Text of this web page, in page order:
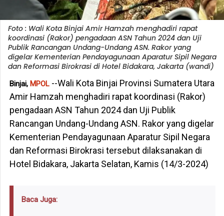
Foto : Wali Kota Binjai Amir Hamzah menghadiri rapat
koordinasi (Rakor) pengadaan ASN Tahun 2024 dan Uji
Publik Rancangan Undang-Undang ASN. Rakor yang
digelar Kementerian Pendayagunaan Aparatur Sipil Negara
dan Reformasi Birokrasi di Hotel Bidakara, Jakarta (wandi)
Binjai, MPOL--Wali Kota Binjai Provinsi Sumatera Utara
Amir Hamzah menghadiri rapat koordinasi (Rakor)
pengadaan ASN Tahun 2024 dan Uji Publik
Rancangan Undang-Undang ASN. Rakor yang digelar
Kementerian Pendayagunaan Aparatur Sipil Negara
dan Reformasi Birokrasi tersebut dilaksanakan di
Hotel Bidakara, Jakarta Selatan, Kamis (14/3-2024)
Baca Juga: